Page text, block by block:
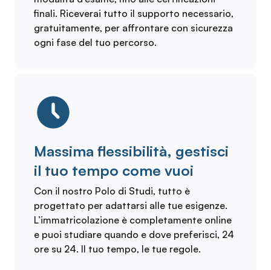
finali. Riceverai tutto il supporto necessario,
gratuitamente, per affrontare con sicurezza
ogni fase del tuo percorso.
Massima flessibilità, gestisci
il tuo tempo come vuoi
Con il nostro Polo di Studi, tutto è
progettato per adattarsi alle tue esigenze.
L’immatricolazione è completamente online
e puoi studiare quando e dove preferisci, 24
ore su 24. Il tuo tempo, le tue regole.